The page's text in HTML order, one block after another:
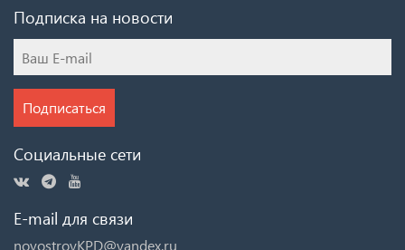
Подписка на новости
Подписаться
Социальные сети
E-mail для связи
novostroyKPD@yandex.ru